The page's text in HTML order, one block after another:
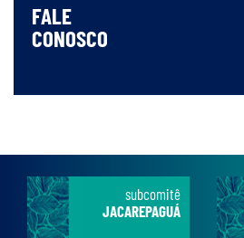
FALE
CONOSCO
subcomitê
JACAREPAGUÁ